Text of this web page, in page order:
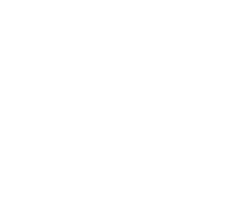
中4.93つ星の平均評価